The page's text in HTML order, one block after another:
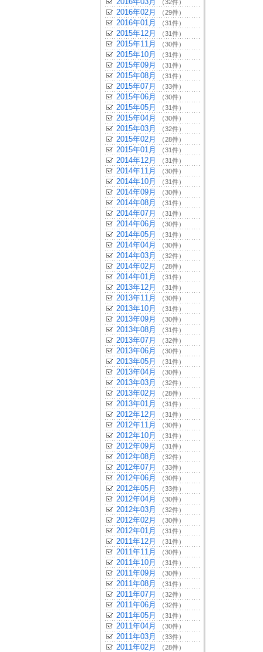
（32件）
2016年02月 （29件）
2016年01月 （31件）
2015年12月 （31件）
2015年11月 （30件）
2015年10月 （31件）
2015年09月 （31件）
2015年08月 （31件）
2015年07月 （33件）
2015年06月 （30件）
2015年05月 （31件）
2015年04月 （30件）
2015年03月 （32件）
2015年02月 （28件）
2015年01月 （31件）
2014年12月 （31件）
2014年11月 （30件）
2014年10月 （31件）
2014年09月 （30件）
2014年08月 （31件）
2014年07月 （31件）
2014年06月 （30件）
2014年05月 （31件）
2014年04月 （30件）
2014年03月 （32件）
2014年02月 （28件）
2014年01月 （31件）
2013年12月 （31件）
2013年11月 （30件）
2013年10月 （31件）
2013年09月 （30件）
2013年08月 （31件）
2013年07月 （32件）
2013年06月 （30件）
2013年05月 （31件）
2013年04月 （30件）
2013年03月 （32件）
2013年02月 （28件）
2013年01月 （31件）
2012年12月 （31件）
2012年11月 （30件）
2012年10月 （31件）
2012年09月 （31件）
2012年08月 （32件）
2012年07月 （33件）
2012年06月 （30件）
2012年05月 （33件）
2012年04月 （30件）
2012年03月 （32件）
2012年02月 （30件）
2012年01月 （31件）
2011年12月 （31件）
2011年11月 （30件）
2011年10月 （31件）
2011年09月 （30件）
2011年08月 （31件）
2011年07月 （32件）
2011年06月 （32件）
2011年05月 （31件）
2011年04月 （30件）
2011年03月 （33件）
2011年02月 （28件）